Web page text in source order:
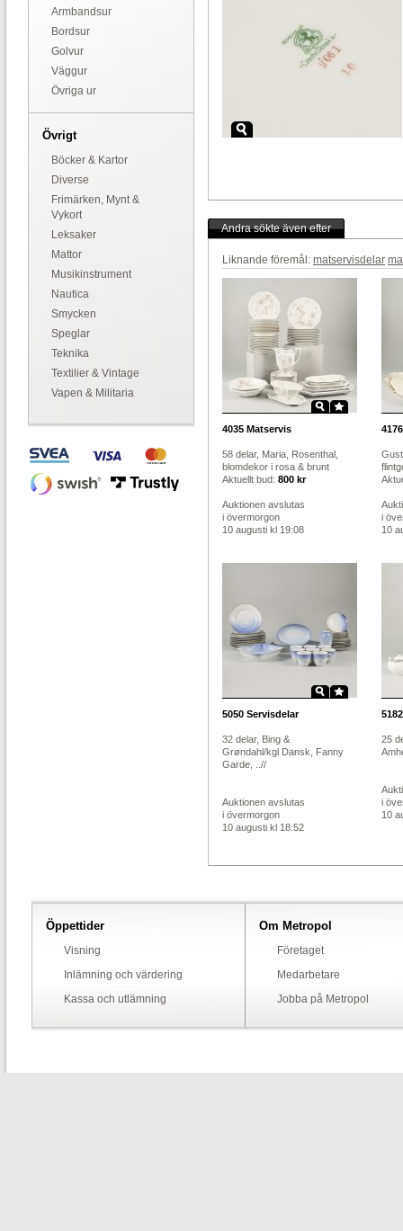
Armbandsur
Bordsur
Golvur
Väggur
Övriga ur
Övrigt
Böcker & Kartor
Diverse
Frimärken, Mynt &
Vykort
Leksaker
Mattor
Musikinstrument
Nautica
Smycken
Speglar
Teknika
Textilier & Vintage
Vapen & Militaria
Andra sökte även efter
Liknande föremål: matservisdelar
4035 Matservis
58 delar, Maria, Rosenthal,
blomdekor i rosa & brunt
Aktuellt bud: 800 kr
Auktionen avslutas
i övermorgon
10 augusti kl 19:08
4176
i
10
5050 Servisdelar
32 delar, Bing &
Grøndahl/kgl Dansk, Fanny
Garde, ..//
Auktionen avslutas
i övermorgon
10 augusti kl 18:52
5182
25
i
10
Öppettider
Visning
Inlämning och värdering
Kassa och utlämning
Om Metropol
Företaget
Medarbetare
Jobba på Metropol